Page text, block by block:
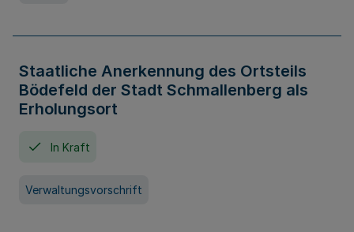
Staatliche Anerkennung des Ortsteils
Bödefeld der Stadt Schmallenberg als
Erholungsort
In Kraft
Verwaltungsvorschrift